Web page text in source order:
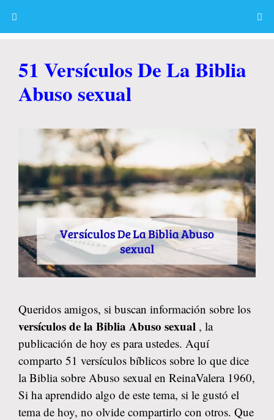
51 Versículos De La Biblia
Abuso sexual
Queridos amigos, si buscan información sobre los
versículos de la Biblia Abuso sexual , la
publicación de hoy es para ustedes. Aquí
comparto 51 versículos bíblicos sobre lo que dice
la Biblia sobre Abuso sexual en ReinaValera 1960,
Si ha aprendido algo de este tema, si le gustó el
tema de hoy, no olvide compartirlo con otros. Que